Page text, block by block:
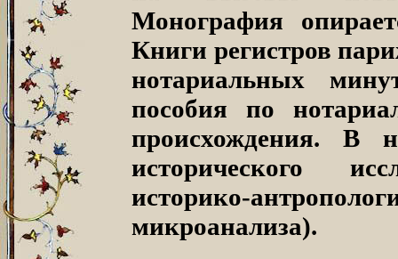
Монография
Книги регистров
нотариальных
пособия по
происхождения. В
исторического
историко-
микроанализа).